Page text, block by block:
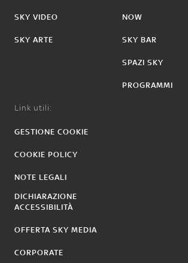
SKY VIDEO
SKY ARTE
NOW
SKY BAR
SPAZI SKY
PROGRAMMI
Link utili:
GESTIONE COOKIE
COOKIE POLICY
NOTE LEGALI
DICHIARAZIONE
ACCESSIBILITÀ
OFFERTA SKY MEDIA
CORPORATE